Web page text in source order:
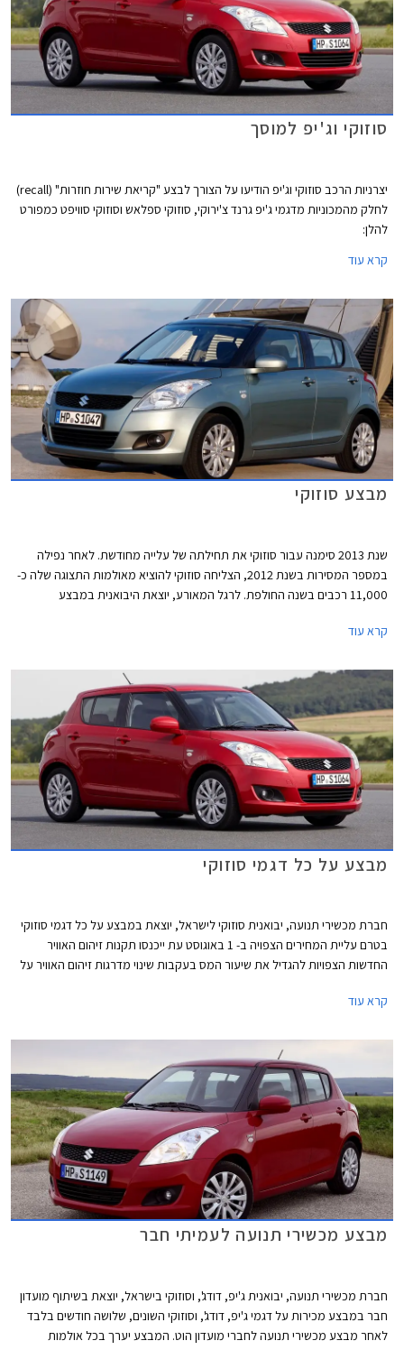
סוזוקי וג'יפ למוסך
יצרניות הרכב סוזוקי וג'יפ הודיעו על הצורך לבצע "קריאת שירות חוזרות" (recall)
לחלק מהמכוניות מדגמי ג'יפ גרנד צ'ירוקי, סוזוקי ספלאש וסוזוקי סוויפט כמפורט
להלן:
קרא עוד
מבצע סוזוקי
שנת 2013 סימנה עבור סוזוקי את תחילתה של עלייה מחודשת. לאחר נפילה
במספר המסירות בשנת 2012, הצליחה סוזוקי להוציא מאולמות התצוגה שלה כ-
11,000 רכבים בשנה החולפת. לרגל המאורע, יוצאת היבואנית במבצע
21.02.2014 או עד גמר המלאי.
קרא עוד
מבצע על כל דגמי סוזוקי
חברת מכשירי תנועה, יבואנית סוזוקי לישראל, יוצאת במבצע על כל דגמי סוזוקי
בטרם עליית המחירים הצפויה ב- 1 באוגוסט עת ייכנסו תקנות זיהום האוויר
החדשות הצפויות להגדיל את שיעור המס בעקבות שינוי מדרגות זיהום האוויר על
להיפגע ממהלך זה הם דווקא הרכבים הפחות מזהמים, שכן בעקבות שינוי נוסחת
נמוכה יותר וכפועל יוצא צפוי מחירם לעלות, בעוד רכבים מזהמים שגם כך
נמצאים בדרגות הזיהום הגבוהות ואינם נהנים מהטבת המיסוי מחירם אינו צפוי
להשתנות.
קרא עוד
מבצע מכשירי תנועה לעמיתי חבר
חברת מכשירי תנועה, יבואנית ג'יפ, דודג', וסוזוקי בישראל, יוצאת בשיתוף מועדון
חבר במבצע מכירות על דגמי ג'יפ, דודג', וסוזוקי השונים, שלושה חודשים בלבד
לאחר מבצע מכשירי תנועה לחברי מועדון הוט. המבצע יערך בכל אולמות